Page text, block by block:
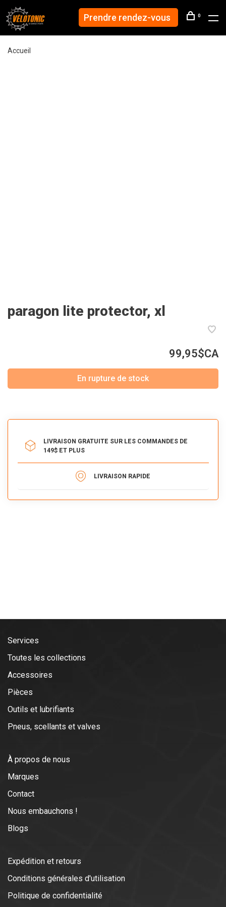
Prendre rendez-vous 0
Accueil
paragon lite protector, xl
99,95$CA
En rupture de stock
LIVRAISON GRATUITE SUR LES COMMANDES DE
149$ ET PLUS
LIVRAISON RAPIDE
Services
Toutes les collections
Accessoires
Pièces
Outils et lubrifiants
Pneus, scellants et valves
À propos de nous
Marques
Contact
Nous embauchons !
Blogs
Expédition et retours
Conditions générales d'utilisation
Politique de confidentialité